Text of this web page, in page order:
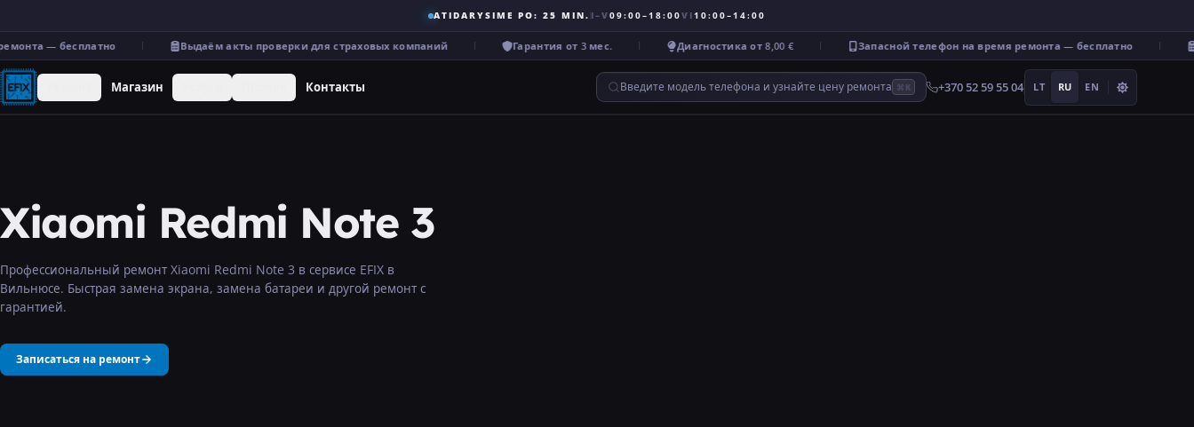
ATIDARYSIME PO: 25 MIN. I–V09:00–18:00VI10:00–14:00
— бесплатно Выдаём акты проверки для страховых компаний Гарантия от 3 мес. Диагностика от 8,00 € Запасной телефон на время ремонта — бесплатно
Магазин Контакты Введите модель телефона и узнайте цену ремонта ⌘K +370 52 59 55 04 LT RU EN
Xiaomi Redmi Note 3
Профессиональный ремонт Xiaomi Redmi Note 3 в сервисе EFIX в
Вильнюсе. Быстрая замена экрана, замена батареи и другой ремонт с
гарантией.
Записаться на ремонт